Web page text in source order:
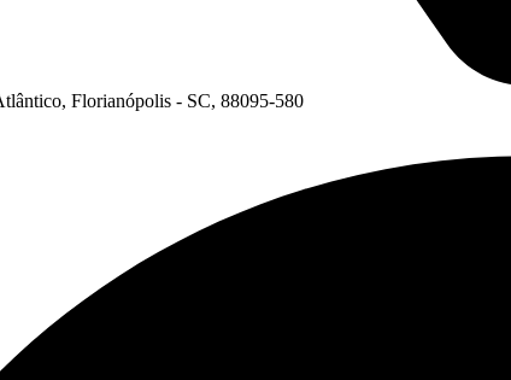
Florianópolis - SC, 88095-580